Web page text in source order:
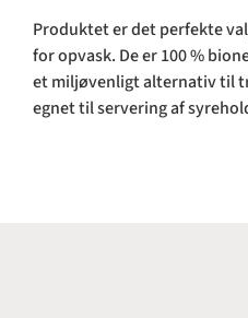
Produktet er det perfekte
for opvask. De er 100 %
et miljøvenligt alternativ til
egnet til servering af